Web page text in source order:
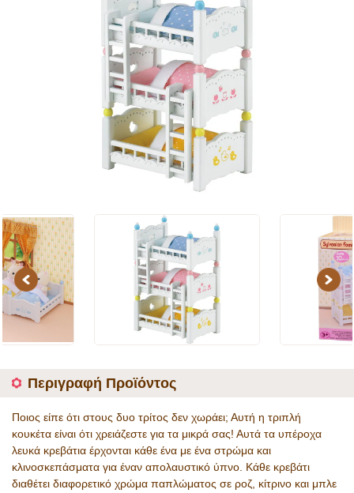
Previous Next
Περιγραφή Προϊόντος
Ποιος είπε ότι στους δυο τρίτος δεν χωράει; Αυτή η τριπλή
κουκέτα είναι ότι χρειάζεστε για τα μικρά σας! Αυτά τα υπέροχα
λευκά κρεβάτια έρχονται κάθε ένα με ένα στρώμα και
κλινοσκεπάσματα για έναν απολαυστικό ύπνο. Κάθε κρεβάτι
διαθέτει διαφορετικό χρώμα παπλώματος σε ροζ, κίτρινο και μπλε